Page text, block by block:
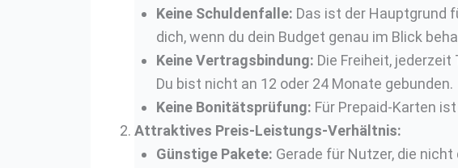
Keine Schuldenfalle: Das ist der Hauptgrund
dich, wenn du dein Budget genau im Blick
Keine Vertragsbindung: Die Freiheit,
Du bist nicht an 12 oder 24 Monate gebunden.
Keine Bonitätsprüfung: Für Prepaid-Karten
Attraktives Preis-Leistungs-Verhältnis:
Günstige Pakete: Gerade für Nutzer, die